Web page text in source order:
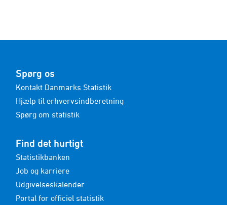
Spørg os
Kontakt Danmarks Statistik
Hjælp til erhvervsindberetning
Spørg om statistik
Find det hurtigt
Statistikbanken
Job og karriere
Udgivelseskalender
Portal for officiel statistik